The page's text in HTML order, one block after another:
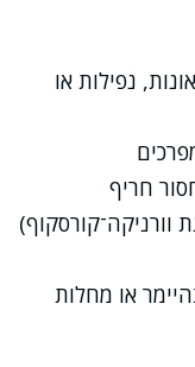
נפילות או
חריף
או מחלות